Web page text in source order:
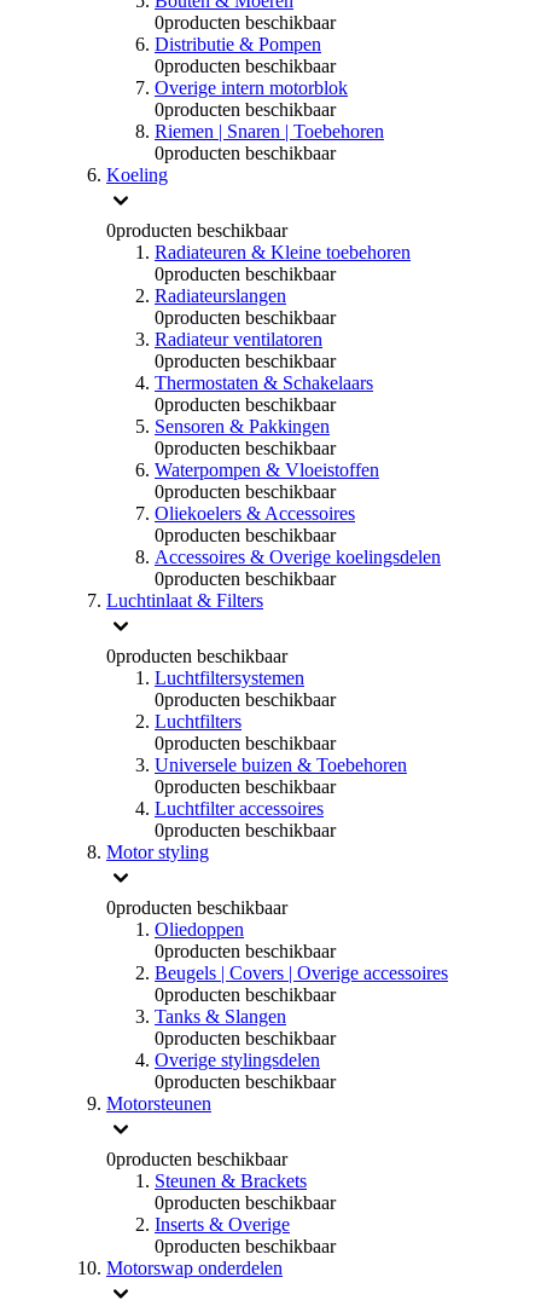
0producten beschikbaar
Distributie & Pompen
0producten beschikbaar
Overige intern motorblok
0producten beschikbaar
Riemen | Snaren | Toebehoren
0producten beschikbaar
Koeling
0producten beschikbaar
Radiateuren & Kleine toebehoren
0producten beschikbaar
Radiateurslangen
0producten beschikbaar
Radiateur ventilatoren
0producten beschikbaar
Thermostaten & Schakelaars
0producten beschikbaar
Sensoren & Pakkingen
0producten beschikbaar
Waterpompen & Vloeistoffen
0producten beschikbaar
Oliekoelers & Accessoires
0producten beschikbaar
Accessoires & Overige koelingsdelen
0producten beschikbaar
Luchtinlaat & Filters
0producten beschikbaar
Luchtfiltersystemen
0producten beschikbaar
Luchtfilters
0producten beschikbaar
Universele buizen & Toebehoren
0producten beschikbaar
Luchtfilter accessoires
0producten beschikbaar
Motor styling
0producten beschikbaar
Oliedoppen
0producten beschikbaar
Beugels | Covers | Overige accessoires
0producten beschikbaar
Tanks & Slangen
0producten beschikbaar
Overige stylingsdelen
0producten beschikbaar
Motorsteunen
0producten beschikbaar
Steunen & Brackets
0producten beschikbaar
Inserts & Overige
0producten beschikbaar
Motorswap onderdelen